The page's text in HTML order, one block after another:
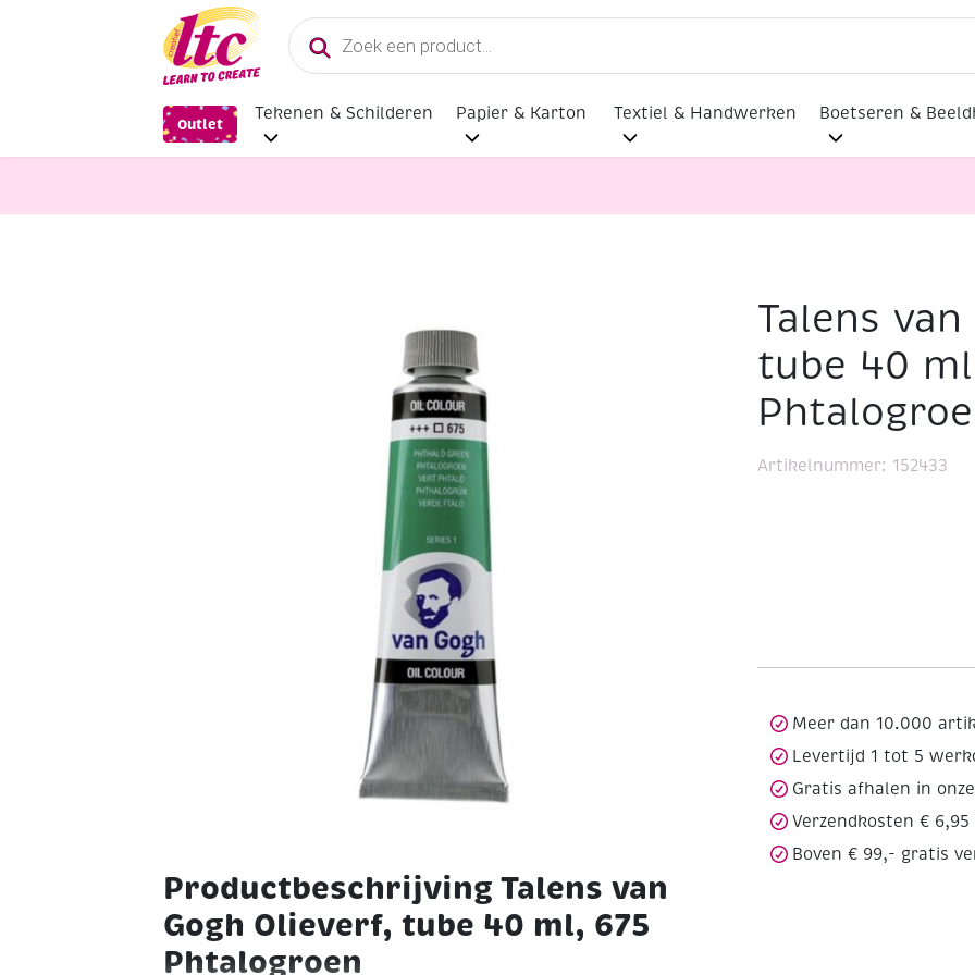
Producten
zoeken
Outlet
Tekenen & Schilderen Papier & Karton Textiel & Handwerken Boetseren &
Talens van Gogh Olieverf, tube 40 ml, 675 Phtalogroen
Productbeschrijving Talens van
Gogh Olieverf, tube 40 ml, 675
Phtalogroen
Talens
tube 40
Artikelnummer: 152433
Meer dan 10.000
Levertijd 1 tot 5
Gratis afhalen in
Verzendkosten € 6,95
Boven € 99,- gratis